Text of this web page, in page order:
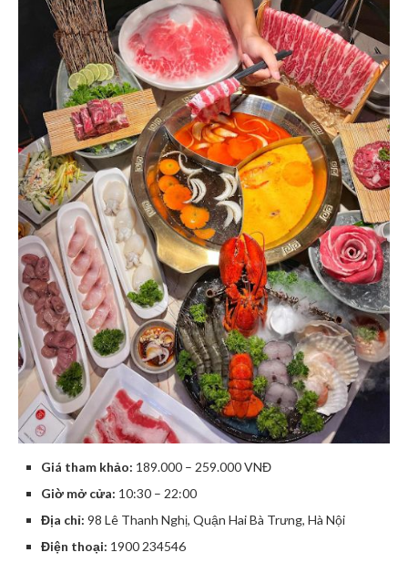
Giá tham khảo: 189.000 – 259.000 VNĐ
Giờ mở cửa: 10:30 – 22:00
Địa chỉ: 98 Lê Thanh Nghị, Quận Hai Bà Trưng, Hà Nội
Điện thoại: 1900 234546